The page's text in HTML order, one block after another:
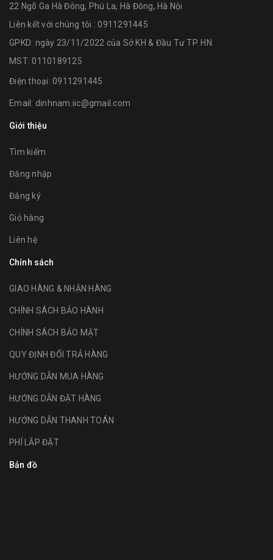
22 Ngõ Ga Hà Đông, Phú La, Hà Đông, Hà Nội
Liên kết với chúng tôi : 0911291445
GPKD: ngày 23/11/2022 của Sở KH & Đầu Tư TP. HN
MST: 0110189125
Điện thoại: 0911291445
Email: dinhnam.iic@gmail.com
Giới thiệu
Tìm kiếm
Đăng nhập
Đăng ký
Giỏ hàng
Liên hệ
Chính sách
GIAO HÀNG & NHẬN HÀNG
CHÍNH SÁCH BẢO HÀNH
CHÍNH SÁCH BẢO MẬT
QUY ĐỊNH ĐỔI TRẢ HÀNG
HƯỚNG DẪN MUA HÀNG
HƯỚNG DẪN ĐẶT HÀNG
HƯỚNG DẪN THANH TOÁN
PHÍ LẮP ĐẶT
Bản đồ